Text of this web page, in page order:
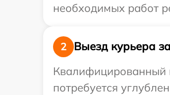
необходимых работ
2
Выезд курьера
Квалифицированный
потребуется